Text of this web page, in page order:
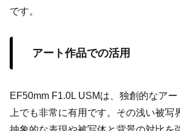
です。
アート作品での活用
EF50mm F1.0L USMは、独創的なア
上でも非常に有用です。その浅い被写